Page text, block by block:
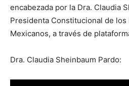
encabezada por la Dra. Claudia
Presidenta Constitucional de los
Mexicanos, a través de
Dra. Claudia Sheinbaum Pardo: